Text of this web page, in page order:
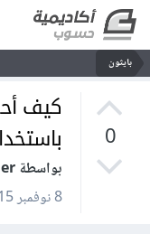
بايثون
0
كيف
بواسطة TheProgrammer
8 نوفمبر 2015